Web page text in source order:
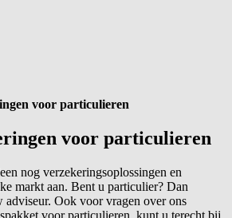
voor particulieren
voor particulieren
nog verzekeringsoplossingen en
markt aan. Bent u particulier? Dan
adviseur. Ook voor vragen over ons